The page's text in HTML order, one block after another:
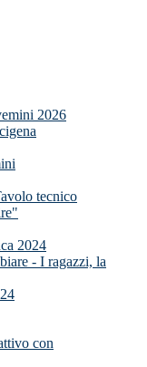
2026
tecnico
2024
- I ragazzi, la
con